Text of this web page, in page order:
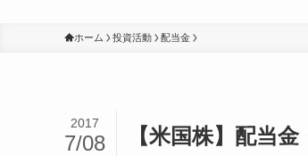
ホーム 投資活動 配当金
【米国株】配当
2017
7/08